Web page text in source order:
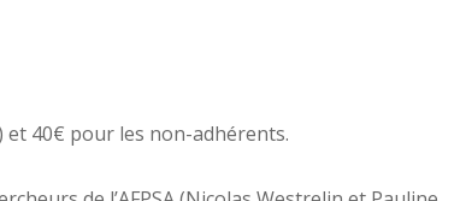
et 40€ pour les non-adhérents.